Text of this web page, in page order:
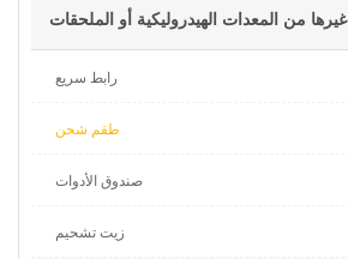
غيرها من المعدات الهيدروليكية أو الملحقات
رابط سريع
طقم شحن
صندوق الأدوات
زيت تشحيم